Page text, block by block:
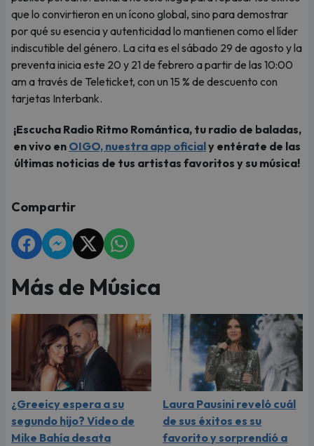
que lo convirtieron en un ícono global, sino para demostrar
por qué su esencia y autenticidad lo mantienen como el líder
indiscutible del género. La cita es el sábado 29 de agosto y la
preventa inicia este 20 y 21 de febrero a partir de las 10:00
am a través de Teleticket, con un 15 % de descuento con
tarjetas Interbank.
¡Escucha Radio Ritmo Romántica, tu radio de baladas,
en vivo en OIGO, nuestra app oficialy entérate de las
últimas noticias de tus artistas favoritos y su música!
Compartir
Más de Música
¿Greeicy espera a su
segundo hijo? Video de
Mike Bahía desata
Laura Pausini reveló cuál
de sus éxitos es su
favorito y sorprendió a